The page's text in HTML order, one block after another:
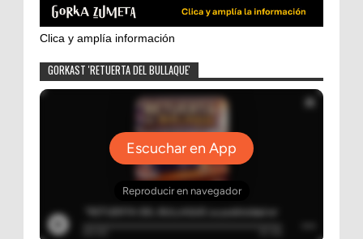
Clica y amplía información
GORKAST 'RETUERTA DEL BULLAQUE'